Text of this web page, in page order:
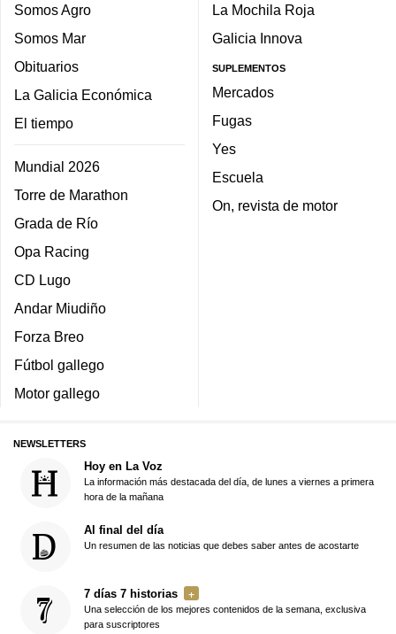
Somos Agro
Somos Mar
Obituarios
La Galicia Económica
El tiempo
Mundial 2026
Torre de Marathon
Grada de Río
Opa Racing
CD Lugo
Andar Miudiño
Forza Breo
Fútbol gallego
Motor gallego
La Mochila Roja
Galicia Innova
SUPLEMENTOS
Mercados
Fugas
Yes
Escuela
On, revista de motor
NEWSLETTERS
Hoy en La Voz
La información más destacada del día, de lunes a viernes a primera
hora de la mañana
Al final del día
Un resumen de las noticias que debes saber antes de acostarte
7 días 7 historias
Una selección de los mejores contenidos de la semana, exclusiva
para suscriptores